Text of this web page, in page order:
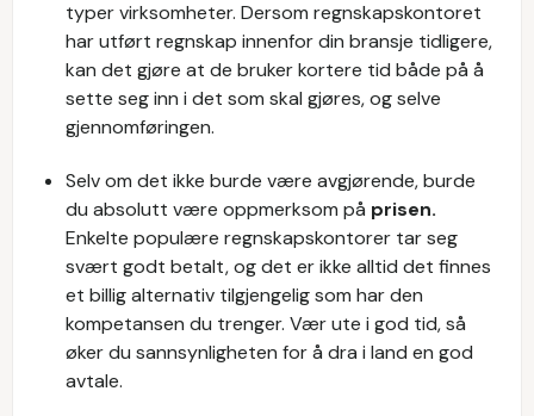
typer virksomheter. Dersom regnskapskontoret
har utført regnskap innenfor din bransje tidligere,
kan det gjøre at de bruker kortere tid både på å
sette seg inn i det som skal gjøres, og selve
gjennomføringen.
Selv om det ikke burde være avgjørende, burde
du absolutt være oppmerksom på prisen.
Enkelte populære regnskapskontorer tar seg
svært godt betalt, og det er ikke alltid det finnes
et billig alternativ tilgjengelig som har den
kompetansen du trenger. Vær ute i god tid, så
øker du sannsynligheten for å dra i land en god
avtale.